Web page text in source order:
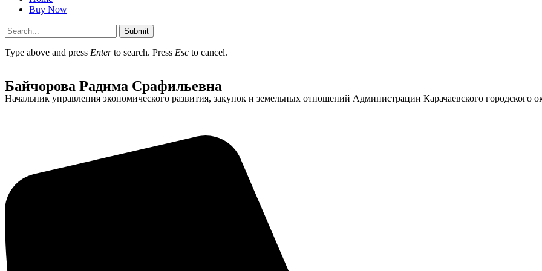
Buy Now
Submit
Type above and press Enterto search. Press Esc to cancel.
Байчорова Радима Срафильевна
Начальник управления экономического развития, закупок и земельных отношений Администрации Карачаевского городского